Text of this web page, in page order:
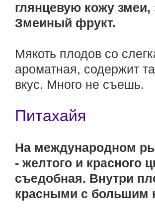
глянцевую кожу змеи,
Змеиный фрукт.
Мякоть плодов со
ароматная, содержит
вкус. Много не съешь.
Питахайя
На международном
- желтого и красного
съедобная. Внутри
красными с большим